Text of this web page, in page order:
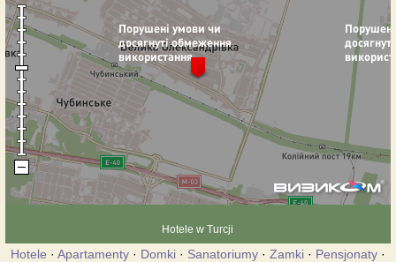
Hotele w Turcji
Hotele · Apartamenty · Domki · Sanatoriumy · Zamki · Pensjonaty ·